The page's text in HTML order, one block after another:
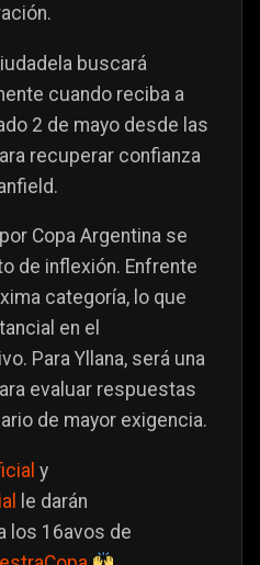
buscará
cuando reciba a
2 de mayo desde las
recuperar confianza
Copa Argentina se
de inflexión. Enfrente
categoría, lo que
en el
Para Yllana, será una
evaluar respuestas
de mayor exigencia.
y
le darán
los 16avos de